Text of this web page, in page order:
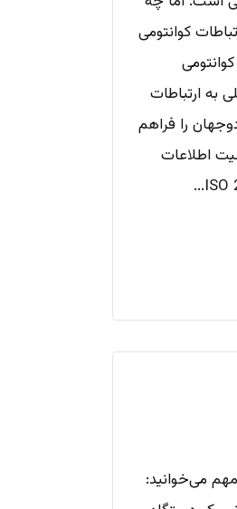
کوانتومی
به ارتباطات
را فراهم
اطلاعات
می‌خوانید: